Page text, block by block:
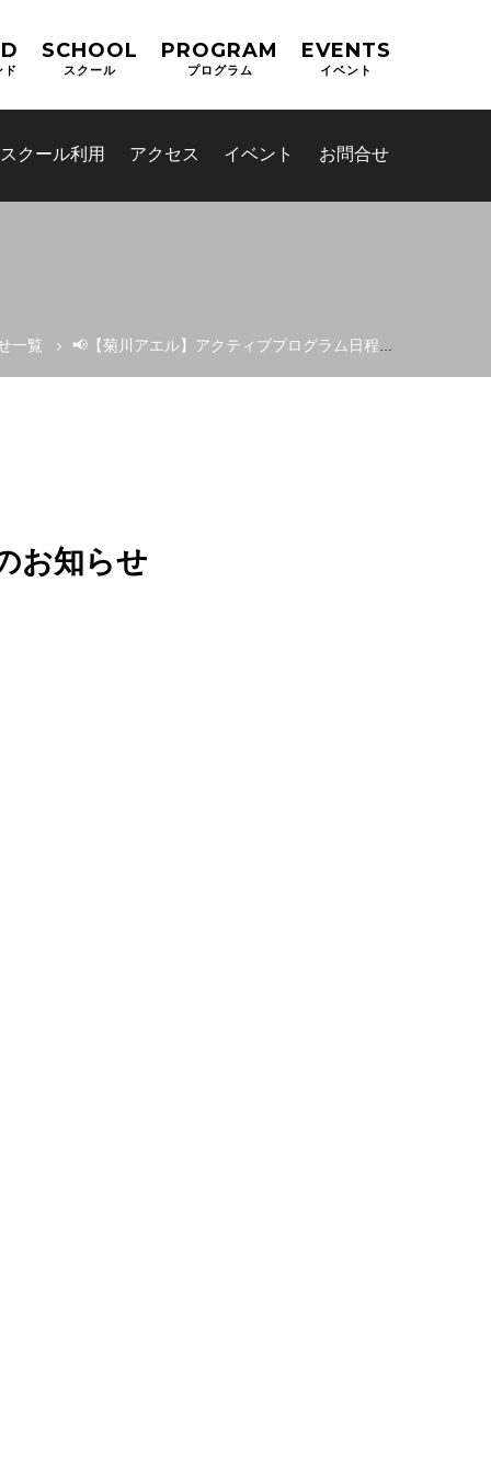
ド
SCHOOL
スクール
PROGRAM
プログラム
EVENTS
イベント
スクール利用 アクセス イベント お問合せ
一覧
お知らせ